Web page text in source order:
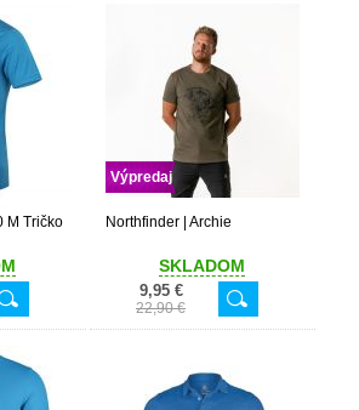
M Tričko
Výpredaj
Northfinder | Archie
SKLADOM
9,95 €
22,90 €